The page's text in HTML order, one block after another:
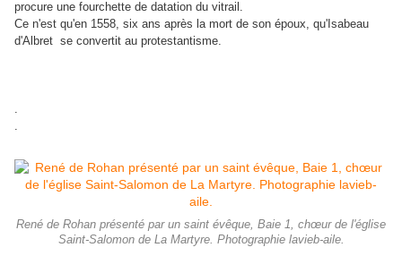
procure une fourchette de datation du vitrail.
Ce n'est qu'en 1558, six ans après la mort de son époux, qu'Isabeau
d'Albret se convertit au protestantisme.
.
.
René de Rohan présenté par un saint évêque, Baie 1, chœur de l'église
Saint-Salomon de La Martyre. Photographie lavieb-aile.